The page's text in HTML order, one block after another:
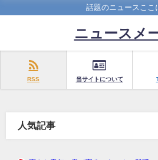
話題のニュースここ
ニュースメ
RSS 当サイトについて
人気記事